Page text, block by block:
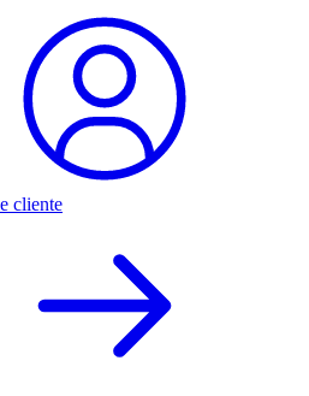
cliente